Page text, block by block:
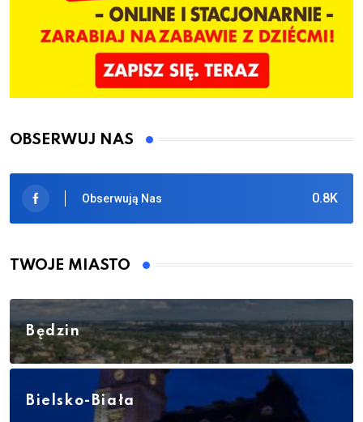
OBSERWUJ NAS
0.8K
Obserwują Nas
TWOJE MIASTO
Będzin
Bielsko-Biała